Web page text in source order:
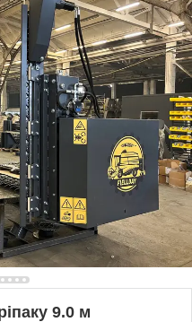
9.0 м